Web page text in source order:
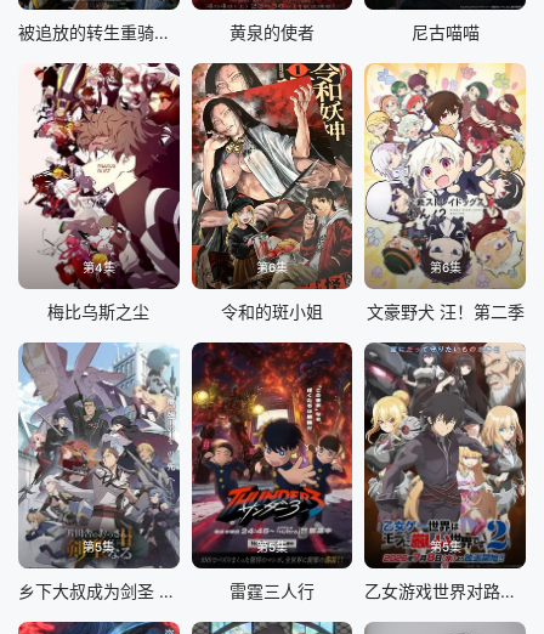
被追放的转生重骑士用游戏知识开无双 黄泉的使者 尼古喵喵
第4集
梅比乌斯之尘
第6集
令和的斑小姐
第6集
文豪野犬 汪！第二季
第5集
乡下大叔成为剑圣 第二季
第5集
雷霆三人行
第5集
乙女游戏世界对路人角色很不友好 第二季